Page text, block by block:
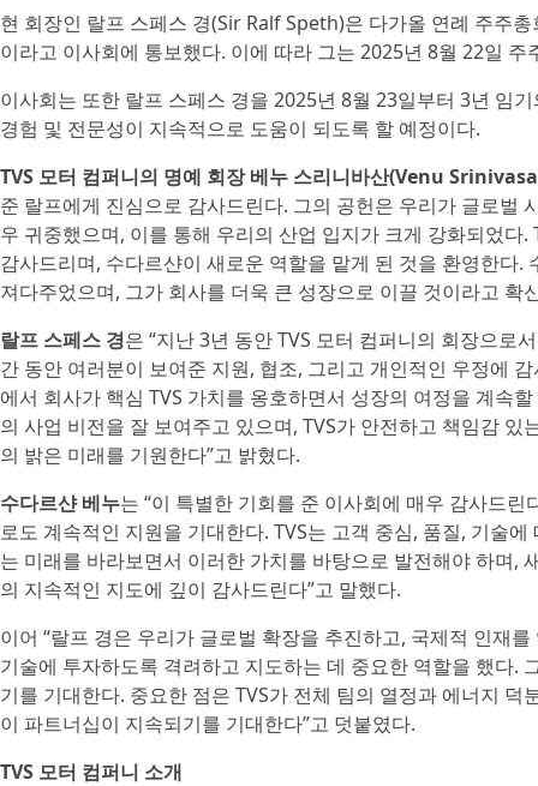
현 회장인 랄프 스페스 경(Sir Ralf Speth)은 다가올 연례 주주
이라고 이사회에 통보했다. 이에 따라 그는 2025년 8월 22일
이사회는 또한 랄프 스페스 경을 2025년 8월 23일부터 3년 임
경험 및 전문성이 지속적으로 도움이 되도록 할 예정이다.
TVS 모터 컴퍼니의 명예 회장 베누 스리니바산(Venu
준 랄프에게 진심으로 감사드린다. 그의 공헌은 우리가 글로벌
우 귀중했으며, 이를 통해 우리의 산업 입지가 크게 강화되었다
감사드리며, 수다르샨이 새로운 역할을 맡게 된 것을 환영한다
져다주었으며, 그가 회사를 더욱 큰 성장으로 이끌 것이라고 확
랄프 스페스 경은 “지난 3년 동안 TVS 모터 컴퍼니의 회장으로
간 동안 여러분이 보여준 지원, 협조, 그리고 개인적인 우정에
에서 회사가 핵심 TVS 가치를 옹호하면서 성장의 여정을 계속
의 사업 비전을 잘 보여주고 있으며, TVS가 안전하고 책임감
의 밝은 미래를 기원한다”고 밝혔다.
수다르샨 베누는 “이 특별한 기회를 준 이사회에 매우 감사드
로도 계속적인 지원을 기대한다. TVS는 고객 중심, 품질, 기술
는 미래를 바라보면서 이러한 가치를 바탕으로 발전해야 하며,
의 지속적인 지도에 깊이 감사드린다”고 말했다.
이어 “랄프 경은 우리가 글로벌 확장을 추진하고, 국제적 인재
기술에 투자하도록 격려하고 지도하는 데 중요한 역할을 했다.
기를 기대한다. 중요한 점은 TVS가 전체 팀의 열정과 에너지
이 파트너십이 지속되기를 기대한다”고 덧붙였다.
TVS 모터 컴퍼니 소개